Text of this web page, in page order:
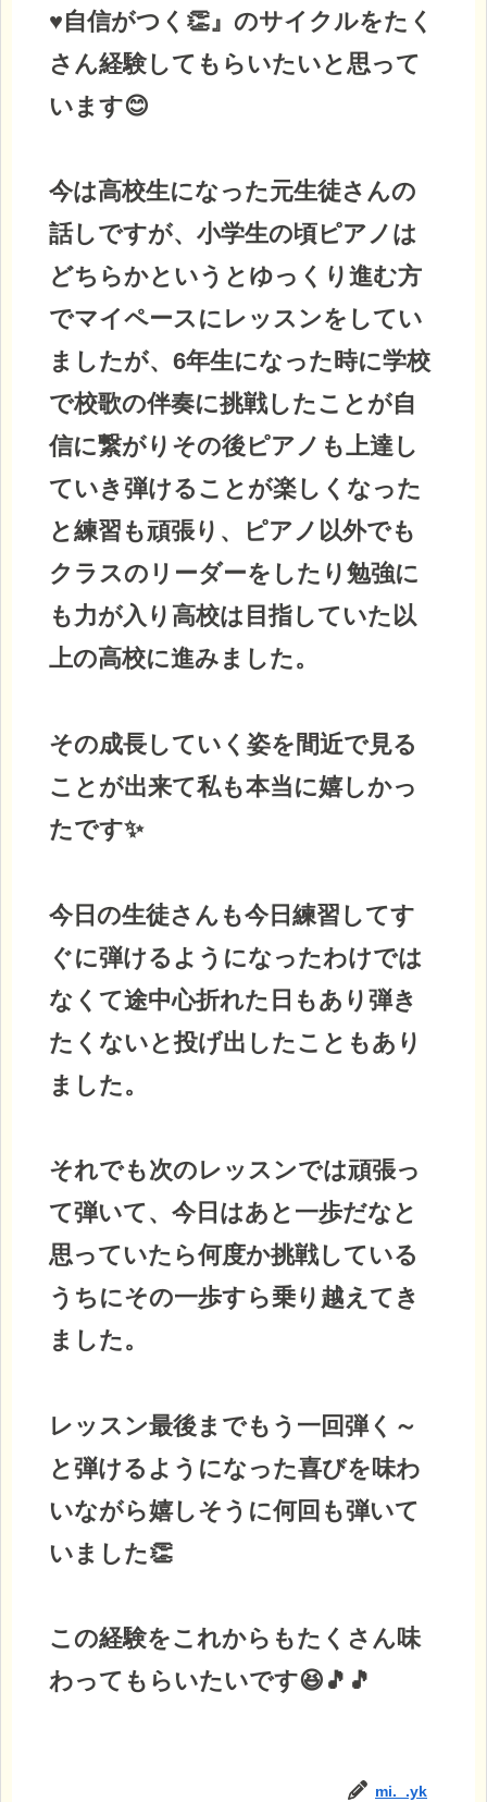
♥自信がつく👏』のサイクルをたく
さん経験してもらいたいと思って
います😊
今は高校生になった元生徒さんの
話しですが、小学生の頃ピアノは
どちらかというとゆっくり進む方
でマイペースにレッスンをしてい
ましたが、6年生になった時に学校
で校歌の伴奏に挑戦したことが自
信に繋がりその後ピアノも上達し
ていき弾けることが楽しくなった
と練習も頑張り、ピアノ以外でも
クラスのリーダーをしたり勉強に
も力が入り高校は目指していた以
上の高校に進みました。
その成長していく姿を間近で見る
ことが出来て私も本当に嬉しかっ
たです✨
今日の生徒さんも今日練習してす
ぐに弾けるようになったわけでは
なくて途中心折れた日もあり弾き
たくないと投げ出したこともあり
ました。
それでも次のレッスンでは頑張っ
て弾いて、今日はあと一歩だなと
思っていたら何度か挑戦している
うちにその一歩すら乗り越えてき
ました。
レッスン最後までもう一回弾く～
と弾けるようになった喜びを味わ
いながら嬉しそうに何回も弾いて
いました👏
この経験をこれからもたくさん味
わってもらいたいです😆🎵🎵
mi._.yk